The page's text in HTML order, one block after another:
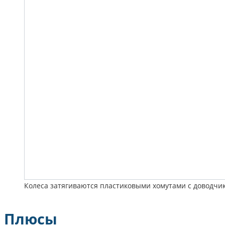
Колеса затягиваются пластиковыми хомутами с
Плюсы